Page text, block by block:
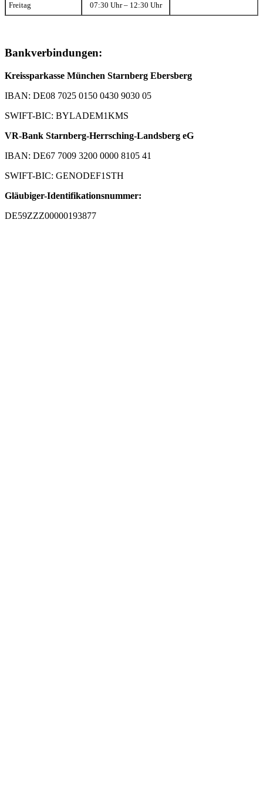
Freitag 07:30 Uhr – 12:30 Uhr
Bankverbindungen:
Kreissparkasse München Starnberg Ebersberg
IBAN: DE08 7025 0150 0430 9030 05
SWIFT-BIC: BYLADEM1KMS
VR-Bank Starnberg-Herrsching-Landsberg eG
IBAN: DE67 7009 3200 0000 8105 41
SWIFT-BIC: GENODEF1STH
Gläubiger-Identifikationsnummer:
DE59ZZZ00000193877